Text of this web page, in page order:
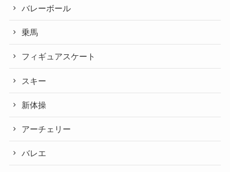
バレーボール
乗馬
フィギュアスケート
スキー
新体操
アーチェリー
バレエ